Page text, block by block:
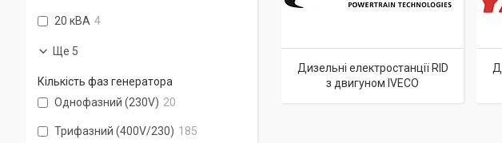
Дизельні електростанції RID
з двигуном IVECO
20 кВА 4
Ще 5
Кількість фаз генератора
Однофазний (230V) 20
Трифазний (400V/230) 185